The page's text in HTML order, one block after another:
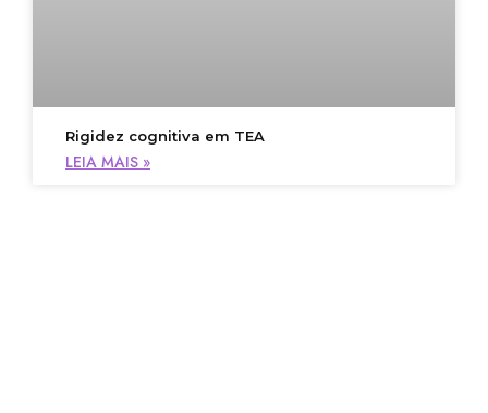
Rigidez cognitiva em TEA
LEIA MAIS »